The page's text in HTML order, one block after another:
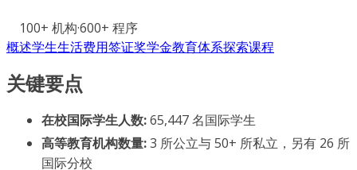
100+ 机构·600+ 程序
概述学生生活费用签证奖学金教育体系探索课程
关键要点
在校国际学生人数:65,447 名国际学生
高等教育机构数量:3 所公立与 50+ 所私立，另有 26 所
国际分校